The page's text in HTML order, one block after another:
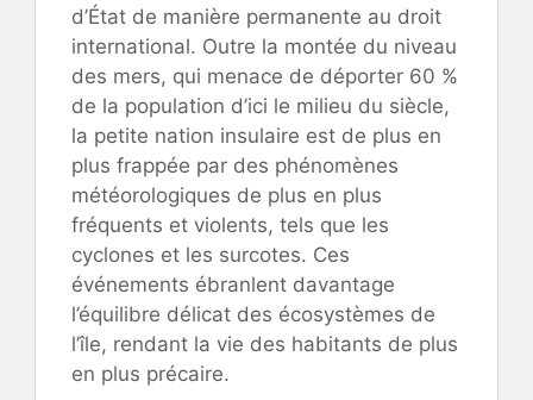
d’État de manière permanente au droit
international. Outre la montée du niveau
des mers, qui menace de déporter 60 %
de la population d’ici le milieu du siècle,
la petite nation insulaire est de plus en
plus frappée par des phénomènes
météorologiques de plus en plus
fréquents et violents, tels que les
cyclones et les surcotes. Ces
événements ébranlent davantage
l’équilibre délicat des écosystèmes de
l’île, rendant la vie des habitants de plus
en plus précaire.